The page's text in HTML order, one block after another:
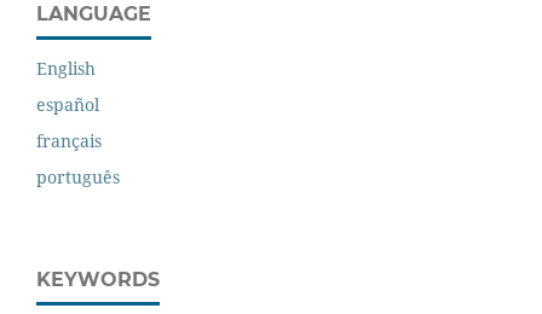
LANGUAGE
English
español
français
português
KEYWORDS